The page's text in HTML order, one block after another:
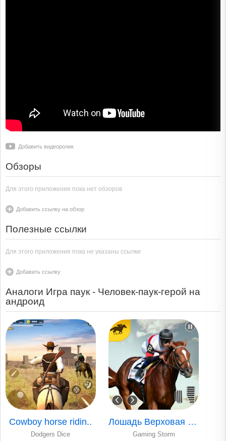
Добавить видеоролик
Обзоры
Для этого приложения пока нет обзоров
Добавить ссылку на обзор
Полезные ссылки
Для этого приложения пока не указаны ссылки
Добавить ссылку
Аналоги Игра паук - Человек-паук-герой на
андроид
Cowboy horse ridin..
Dodgers Dice
Лошадь Верховая ез..
Gaming Storm